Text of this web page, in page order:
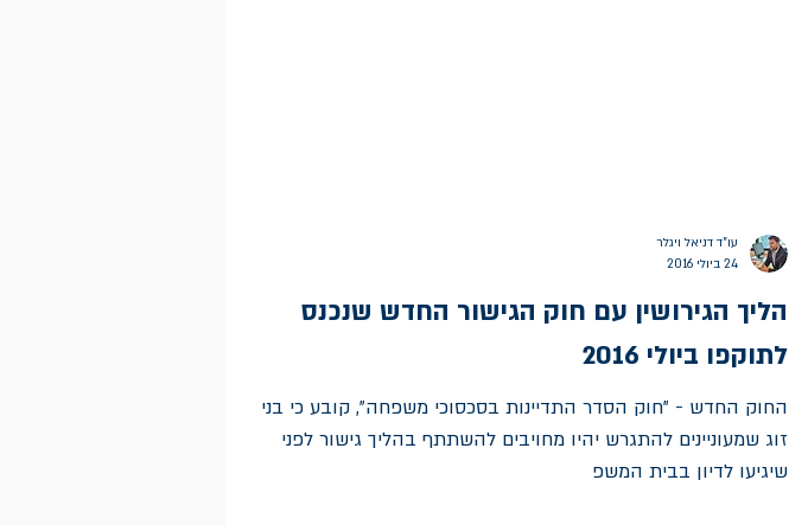
הליך הגירושין עם חוק הגישור החדש שנכנס
לתוקפו ביולי 2016
החוק החדש - "חוק הסדר התדיינות בסכסוכי משפחה", קובע כי בני
זוג שמעוניינים להתגרש יהיו מחויבים להשתתף בהליך גישור לפני
שיגיעו לדיון בבית המשפ
עו"ד דניאל ויגלר
24 ביולי 2016